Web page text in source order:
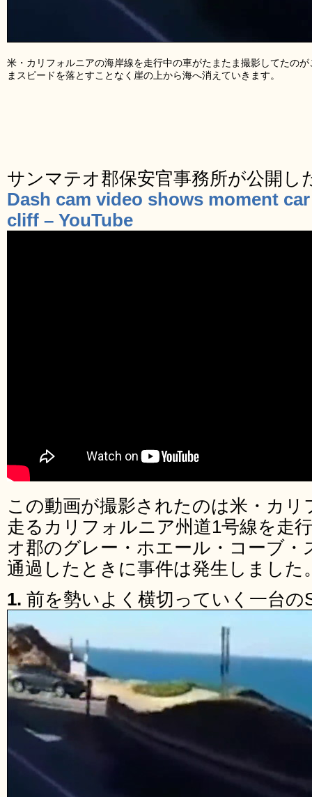
米・カリフォルニアの海岸線を走行中の車がたまたま撮影してたの
まスピードを落とすことなく崖の上から海へ消えていきます。
サンマテオ郡保安官事務所が公開し
Dash cam video shows moment
cliff – YouTube
この動画が撮影されたのは米・カ
走るカリフォルニア州道1号線を走
オ郡のグレー・ホエール・コーブ・
通過したときに事件は発生しました
1. 前を勢いよく横切っていく一台の